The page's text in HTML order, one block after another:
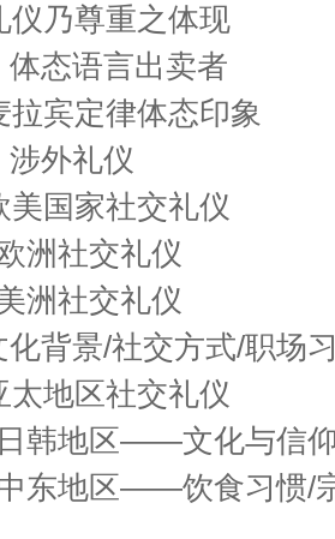
仪乃尊重之体现
体态语言出卖者
拉宾定律体态印象
涉外礼仪
美国家社交礼仪
洲社交礼仪
洲社交礼仪
化背景/社交方式/职场
太地区社交礼仪
韩地区——文化与信
东地区——饮食习惯/